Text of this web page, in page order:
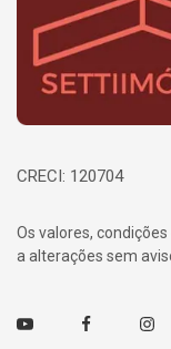
CRECI: 120704
Os valores,
a alterações sem
Youtube Facebook